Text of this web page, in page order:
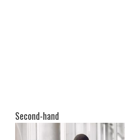
Second-hand